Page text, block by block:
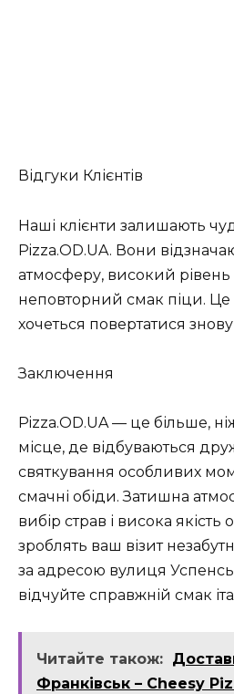
Відгуки Клієнтів
Наші клієнти залишають
Pizza.OD.UA. Вони
атмосферу, високий рівень
неповторний смак піци. Це
хочеться повертатися знову
Заключення
Pizza.OD.UA — це більше,
місце, де відбуваються
святкування особливих
смачні обіди. Затишна
вибір страв і висока якість
зроблять ваш візит
за адресою вулиця
відчуйте справжній смак
Читайте також:
Франківськ – Cheesy